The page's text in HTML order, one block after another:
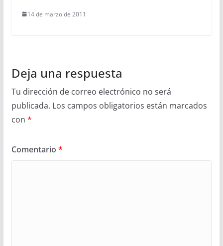
14 de marzo de 2011
Deja una respuesta
Tu dirección de correo electrónico no será
publicada. Los campos obligatorios están marcados
con *
Comentario *